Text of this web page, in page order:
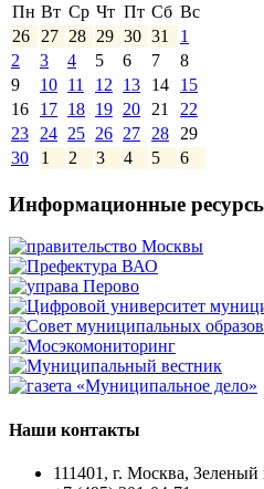
Пн Вт Ср Чт Пт Сб Вс
26
27 28 29 30 31
1
2
3 4 5 6 7
8
9
10 11 12 13 14
15
16
17 18 19 20 21
22
23
24 25 26 27 28
29
30
1 2 3 4 5 6
Информационные
Наши контакты
111401, г. Москва, Зеленый